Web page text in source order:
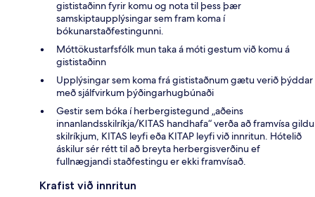
gististaðinn fyrir komu og nota til þess þær
samskiptaupplýsingar sem fram koma í
bókunarstaðfestingunni.
Móttökustarfsfólk mun taka á móti gestum við komu á
gististaðinn
Upplýsingar sem koma frá gististaðnum gætu verið þýddar
með sjálfvirkum þýðingarhugbúnaði
Gestir sem bóka í herbergistegund „aðeins
innanlandsskilríkja/KITAS handhafa“ verða að framvísa gildu
skilríkjum, KITAS leyfi eða KITAP leyfi við innritun. Hótelið
áskilur sér rétt til að breyta herbergisverðinu ef
fullnægjandi staðfestingu er ekki framvísað.
Krafist við innritun